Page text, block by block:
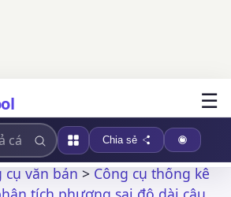
☰
Chia sẻ
cụ văn bản>Công cụ thống kê